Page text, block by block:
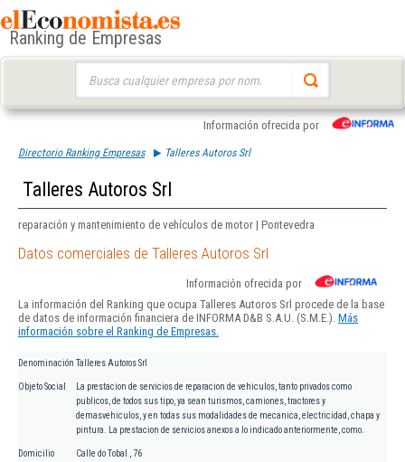
Ranking de Empresas
Información ofrecida por
Directorio Ranking Empresas Talleres Autoros Srl
Talleres Autoros Srl
reparación y mantenimiento de vehículos de motor | Pontevedra
Datos comerciales de Talleres Autoros Srl
Información ofrecida por
La información del Ranking que ocupa Talleres Autoros Srl procede de la base
de datos de información financiera de INFORMA D&B S.A.U. (S.M.E.). Más
información sobre el Ranking de Empresas.
Denominación Talleres Autoros Srl
Objeto Social
La prestacion de servicios de reparacion de vehiculos, tanto privados como
publicos, de todos sus tipo, ya sean turismos, camiones, tractores y
demasvehiculos, y en todas sus modalidades de mecanica, electricidad, chapa y
pintura. La prestacion de servicios anexos a lo indicado anteriormente, como.
Domicilio
Calle do Tobal , 76